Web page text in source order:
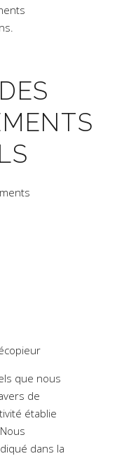
que nous
de
établie
dans la